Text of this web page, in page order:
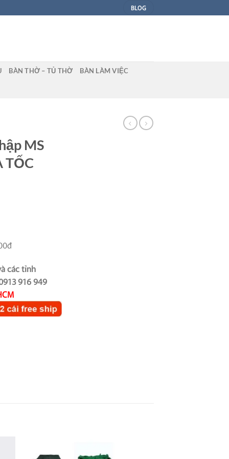
BLOG
BÀN THỜ – TỦ THỜ BÀN LÀM VIỆC
MS
TỐC
các tỉnh
916 949